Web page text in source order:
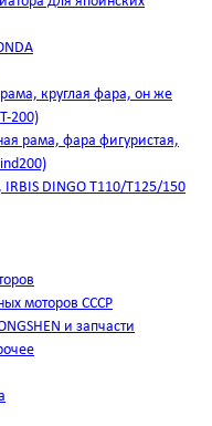
круглая фара, он же
200)
рама, фара фигуристая,
DINGO Т110/Т125/150
моторов СССР
и запчасти